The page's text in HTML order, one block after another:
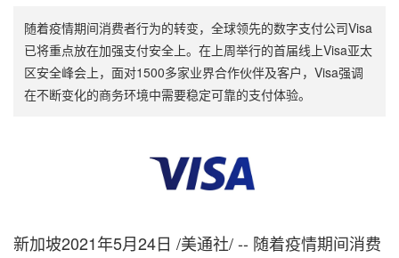
随着疫情期间消费者行为的转变，全球领先的数字支付公司Visa
已将重点放在加强支付安全上。在上周举行的首届线上Visa亚太
区安全峰会上，面对1500多家业界合作伙伴及客户，Visa强调
在不断变化的商务环境中需要稳定可靠的支付体验。
新加坡2021年5月24日 /美通社/ -- 随着疫情期间消费